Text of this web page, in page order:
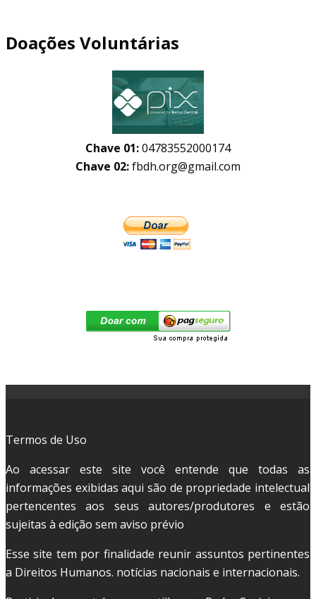
Doações Voluntárias
Chave 01:04783552000174
Chave 02:fbdh.org@gmail.com
Termos de Uso
Ao acessar este site você entende que todas as
informações exibidas aqui são de propriedade intelectual
pertencentes aos seus autores/produtores e estão
sujeitas à edição sem aviso prévio
Esse site tem por finalidade reunir assuntos pertinentes
a Direitos Humanos. notícias nacionais e internacionais.